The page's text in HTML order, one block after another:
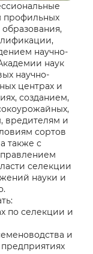
профильных
научно-
наук
научно-
центрах и
созданием,
вредителям и
сортов
также с
селекции
науки и
по селекции и
и
предприятиях